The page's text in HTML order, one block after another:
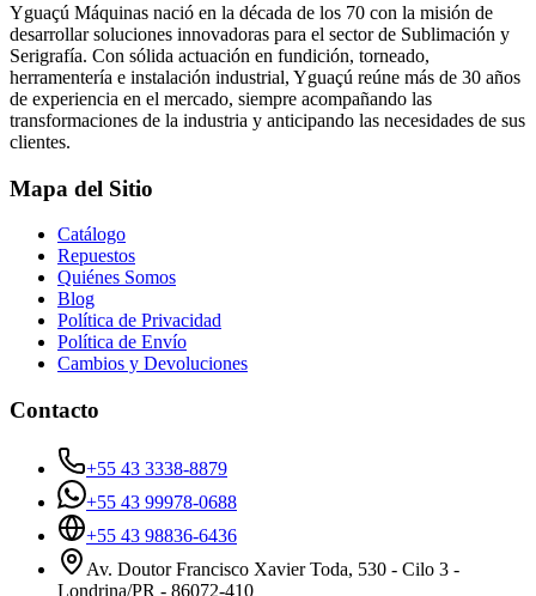
Yguaçú Máquinas nació en la década de los 70 con la misión de
desarrollar soluciones innovadoras para el sector de Sublimación y
Serigrafía. Con sólida actuación en fundición, torneado,
herramentería e instalación industrial, Yguaçú reúne más de 30 años
de experiencia en el mercado, siempre acompañando las
transformaciones de la industria y anticipando las necesidades de sus
clientes.
Mapa del Sitio
Catálogo
Repuestos
Quiénes Somos
Blog
Política de Privacidad
Política de Envío
Cambios y Devoluciones
Contacto
+55 43 3338-8879
+55 43 99978-0688
+55 43 98836-6436
Av. Doutor Francisco Xavier Toda, 530 - Cilo 3 -
Londrina/PR - 86072-410